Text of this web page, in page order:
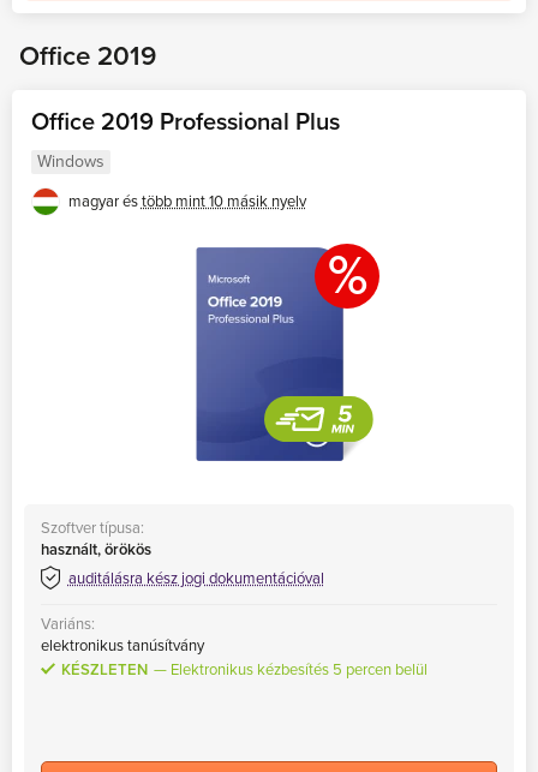
Office 2019
Office 2019 Professional Plus
Windows
magyar éstöbb mint 10 másik nyelv
%
Szoftver típusa:
használt, örökös
auditálásra kész jogi dokumentációval
Variáns:
elektronikus tanúsítvány
KÉSZLETEN
Elektronikus kézbesítés 5 percen belül